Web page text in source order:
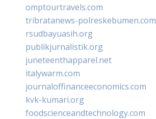
omptourtravels.com
tribratanews-polreskebumen.com
rsudbayuasih.org
publikjurnalistik.org
juneteenthapparel.net
italywarm.com
journaloffinanceeconomics.com
kvk-kumari.org
foodscienceandtechnology.com